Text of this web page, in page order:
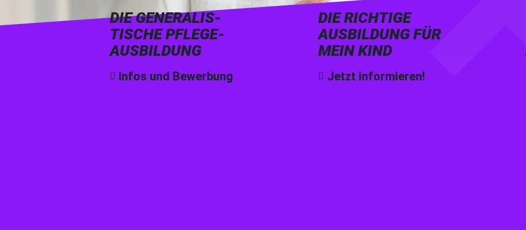
DIE GENERALIS­
TISCHE PFLEGE­
AUSBILDUNG
Infos und Bewerbung
DIE RICHTIGE
AUSBILDUNG FÜR
MEIN KIND
Jetzt informieren!